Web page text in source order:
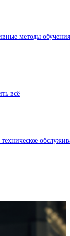
методы
всё